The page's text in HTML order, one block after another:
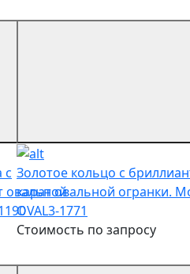
с
овальной
Золотое кольцо с
карат овальной огранки.
OVAL3-1771
Стоимость по запросу